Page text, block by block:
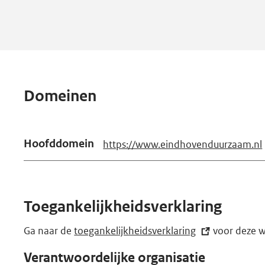
Domeinen
Hoofddomein https://www.eindhovenduurzaam.nl
Toegankelijkheidsverklaring
Ga naar detoegankelijkheidsverklaring (externe
voor deze
Verantwoordelijke organisatie